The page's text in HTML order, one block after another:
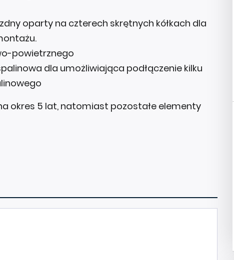
oparty na czterech skrętnych kółkach dla
powietrznego
dla umożliwiająca podłączenie kilku
okres 5 lat, natomiast pozostałe elementy